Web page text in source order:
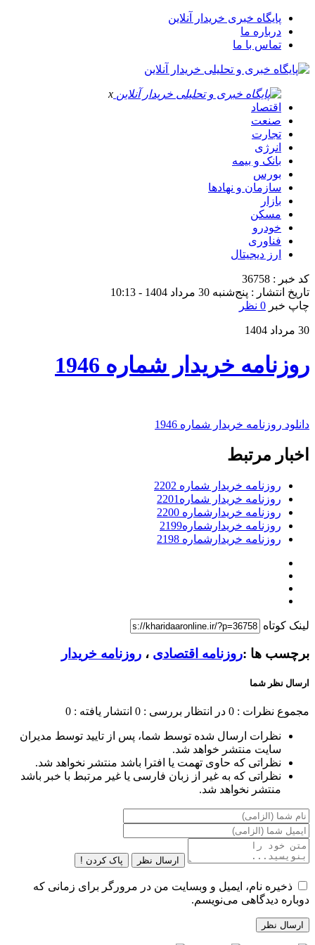
پایگاه خبری خریدار آنلاین
درباره ما
تماس با ما
x
اقتصاد
صنعت
تجارت
انرژی
بانک و بیمه
بورس
سازمان و نهادها
بازار
مسکن
خودرو
فناوری
ارز دیجیتال
کد خبر : 36758
تاریخ انتشار : پنج‌شنبه 30 مرداد 1404 - 10:13
چاپ خبر 0 نظر
30 مرداد 1404
روزنامه خریدار شماره 1946
دانلود روزنامه خریدار شماره 1946
اخبار مرتبط
روزنامه خریدار شماره 2202
روزنامه خریدار شماره2201
روزنامه خریدارشماره 2200
روزنامه خریدارشماره2199
روزنامه خریدارشماره 2198
لینک کوتاه
برچسب ها :روزنامه اقتصادی ، روزنامه خریدار
ارسال نظر شما
مجموع نظرات : 0 در انتظار بررسی : 0 انتشار یافته : 0
نظرات ارسال شده توسط شما، پس از تایید توسط مدیران
سایت منتشر خواهد شد.
نظراتی که حاوی تهمت یا افترا باشد منتشر نخواهد شد.
نظراتی که به غیر از زبان فارسی یا غیر مرتبط با خبر باشد
منتشر نخواهد شد.
ارسال نظر پاک کردن !
ذخیره نام، ایمیل و وبسایت من در مرورگر برای زمانی که
دوباره دیدگاهی می‌نویسم.